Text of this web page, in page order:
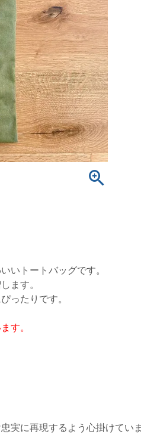
いトートバッグです。
ます。
ったりです。
す。
に再現するよう心掛けてい